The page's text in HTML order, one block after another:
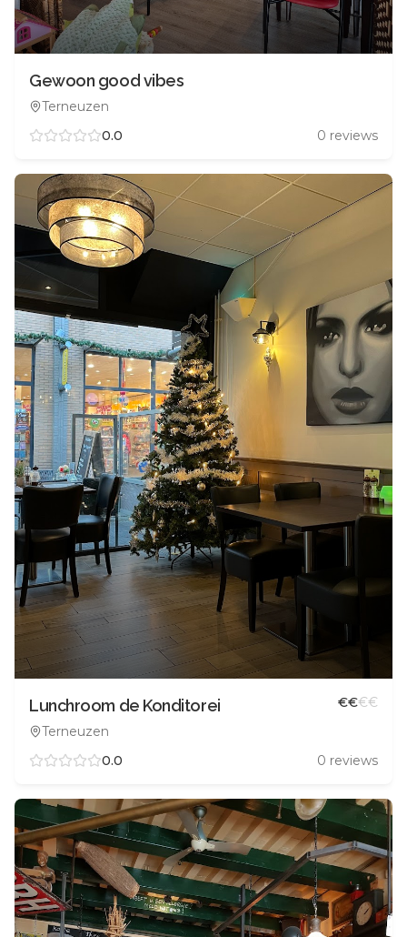
Gewoon good vibes
Terneuzen
0.0
0 reviews
Lunchroom de Konditorei
Terneuzen
€€€€
0.0 0 reviews